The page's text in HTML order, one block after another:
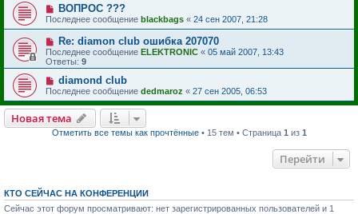
ВОПРОС ???
Последнее сообщение blackbags « 24 сен 2007, 21:28
Re: diamon club ошибка 207070
Последнее сообщение ELEKTRONIC « 05 май 2007, 13:43
Ответы: 9
diamond club
Последнее сообщение dedmaroz « 27 сен 2005, 06:53
Новая тема
Отметить все темы как прочтённые• 15 тем • Страница 1 из 1
Перейти
КТО СЕЙЧАС НА КОНФЕРЕНЦИИ
Сейчас этот форум просматривают: нет зарегистрированных пользователей и 1